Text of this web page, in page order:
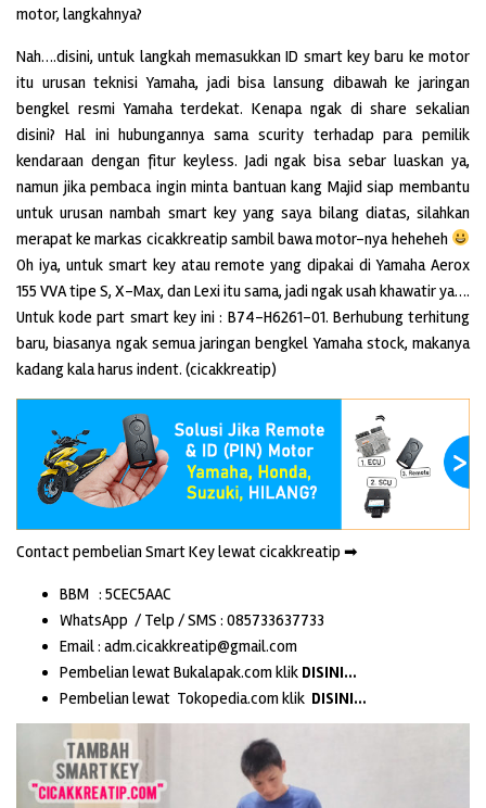
motor, langkahnya?
Nah….disini, untuk langkah memasukkan ID smart key baru ke motor
itu urusan teknisi Yamaha, jadi bisa lansung dibawah ke jaringan
bengkel resmi Yamaha terdekat. Kenapa ngak di share sekalian
disini? Hal ini hubungannya sama scurity terhadap para pemilik
kendaraan dengan fitur keyless. Jadi ngak bisa sebar luaskan ya,
namun jika pembaca ingin minta bantuan kang Majid siap membantu
untuk urusan nambah smart key yang saya bilang diatas, silahkan
merapat ke markas cicakkreatip sambil bawa motor-nya heheheh
Oh iya, untuk smart key atau remote yang dipakai di Yamaha Aerox
155 VVA tipe S, X-Max, dan Lexi itu sama, jadi ngak usah khawatir ya….
Untuk kode part smart key ini : B74-H6261-01. Berhubung terhitung
baru, biasanya ngak semua jaringan bengkel Yamaha stock, makanya
kadang kala harus indent. (cicakkreatip)
Contact pembelian Smart Key lewat cicakkreatip ➡
BBM : 5CEC5AAC
WhatsApp / Telp / SMS : 085733637733
Email : adm.cicakkreatip@gmail.com
Pembelian lewat Bukalapak.com klik DISINI…
Pembelian lewat Tokopedia.com klik DISINI…